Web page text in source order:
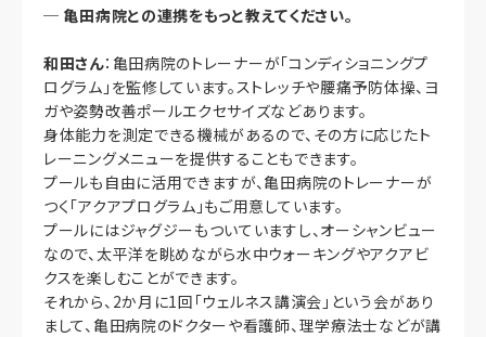
─ 亀田病院との連携をもっと教えてください。
和田さん：亀田病院のトレーナーが「コンディショニングプ
ログラム」を監修しています。ストレッチや腰痛予防体操、ヨ
ガや姿勢改善ポールエクセサイズなどあります。
身体能力を測定できる機械があるので、その方に応じたト
レーニングメニューを提供することもできます。
プールも自由に活用できますが、亀田病院のトレーナーが
つく「アクアプログラム」もご用意しています。
プールにはジャグジーもついていますし、オーシャンビュー
なので、太平洋を眺めながら水中ウォーキングやアクアビ
クスを楽しむことができます。
それから、2か月に1回「ウェルネス講演会」という会があり
まして、亀田病院のドクターや看護師、理学療法士などが講